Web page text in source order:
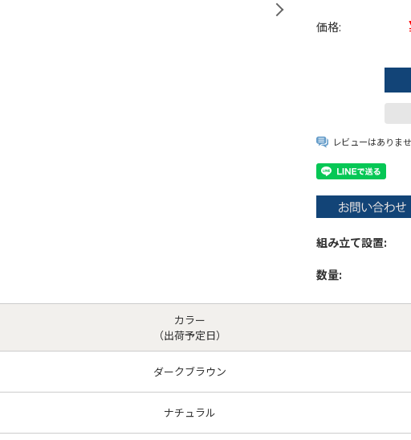
価格:
レビューはありま
組み立て設置:
数量:
カラー
（出荷予定日）
ダークブラウン
ナチュラル